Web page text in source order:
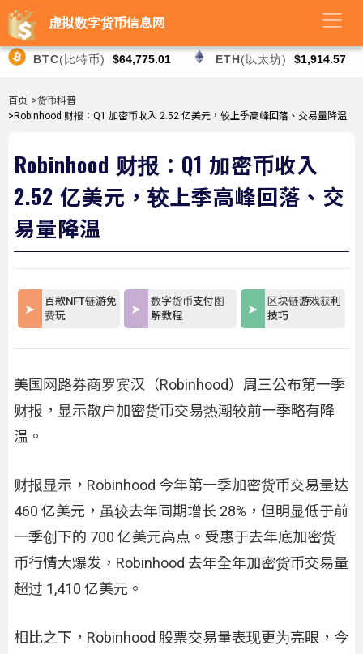
虚拟数字货币信息网
BTC(比特币) $64,775.01 ETH(以太坊) $1,914.57
首页 >货币科普
>Robinhood 财报：Q1 加密币收入 2.52 亿美元，较上季高峰回落、交易量降温
Robinhood 财报：Q1 加密币收入
2.52 亿美元，较上季高峰回落、交
易量降温
百款NFT链游免
费玩
数字货币支付图
解教程
区块链游戏获利
技巧
美国网路券商罗宾汉（Robinhood）周三公布第一季
财报，显示散户加密货币交易热潮较前一季略有降
温。
财报显示，Robinhood 今年第一季加密货币交易量达
460 亿美元，虽较去年同期增长 28%，但明显低于前
一季创下的 700 亿美元高点。受惠于去年底加密货
币行情大爆发，Robinhood 去年全年加密货币交易量
超过 1,410 亿美元。
相比之下，Robinhood 股票交易量表现更为亮眼，今